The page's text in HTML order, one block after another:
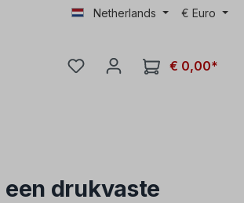
Netherlands € Euro
€ 0,00*
drukvaste